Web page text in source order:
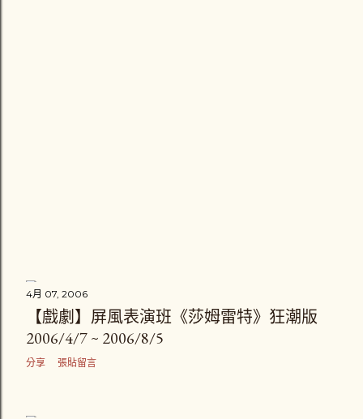
4月 07, 2006
【戲劇】屏風表演班《莎姆雷特》狂潮版
2006/4/7 ~ 2006/8/5
分享 張貼留言